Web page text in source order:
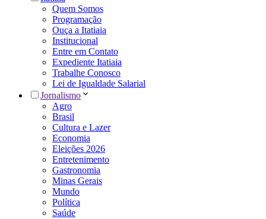
Quem Somos
Programação
Ouça a Itatiaia
Institucional
Entre em Contato
Expediente Itatiaia
Trabalhe Conosco
Lei de Igualdade Salarial
Jornalismo
Agro
Brasil
Cultura e Lazer
Economia
Eleições 2026
Entretenimento
Gastronomia
Minas Gerais
Mundo
Política
Saúde